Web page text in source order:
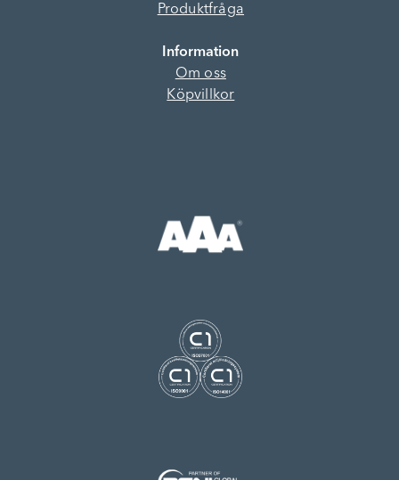
Produktfråga
Information
Om oss
Köpvillkor